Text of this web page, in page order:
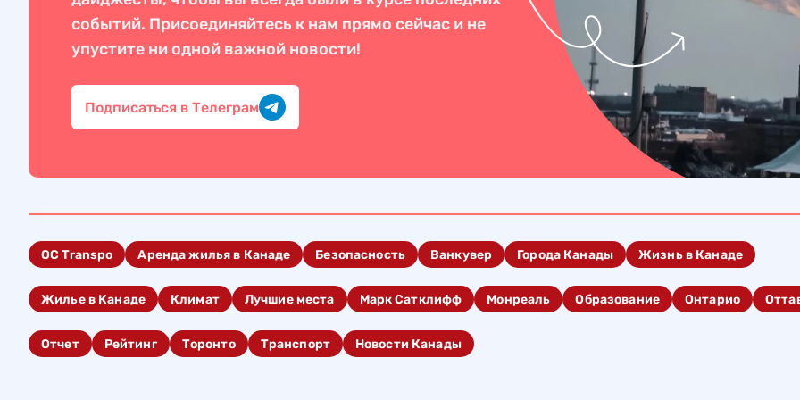
событий. Присоединяйтесь к нам прямо сейчас и не
упустите ни одной важной новости!
Подписаться в Телеграм
OC Transpo Аренда жилья в Канаде Безопасность Ванкувер Города Канады Жизнь в Канаде
Жилье в Канаде Климат Лучшие места Марк Сатклифф Монреаль Образование Онтарио
Отчет Рейтинг Торонто Транспорт Новости Канады